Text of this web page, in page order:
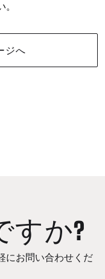
ジへ
すか?
にお問い合わせくだ